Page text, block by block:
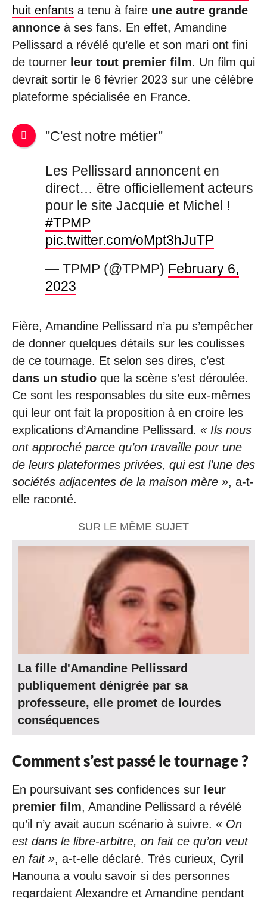
huit enfants a tenu à faire une autre grande
annonce à ses fans. En effet, Amandine
Pellissard a révélé qu’elle et son mari ont fini
de tourner leur tout premier film. Un film qui
devrait sortir le 6 février 2023 sur une célèbre
plateforme spécialisée en France.
"C'est notre métier"
Les Pellissard annoncent en
direct… être officiellement acteurs
pour le site Jacquie et Michel !
#TPMP
pic.twitter.com/oMpt3hJuTP
— TPMP (@TPMP) February 6,
2023
Fière, Amandine Pellissard n’a pu s’empêcher
de donner quelques détails sur les coulisses
de ce tournage. Et selon ses dires, c’est
dans un studio que la scène s’est déroulée.
Ce sont les responsables du site eux-mêmes
qui leur ont fait la proposition à en croire les
explications d’Amandine Pellissard. « Ils nous
ont approché parce qu’on travaille pour une
de leurs plateformes privées, qui est l’une des
sociétés adjacentes de la maison mère », a-t-
elle raconté.
SUR LE MÊME SUJET
La fille d'Amandine Pellissard
publiquement dénigrée par sa
professeure, elle promet de lourdes
conséquences
Comment s’est passé le tournage ?
En poursuivant ses confidences sur leur
premier film, Amandine Pellissard a révélé
qu’il n’y avait aucun scénario à suivre. « On
est dans le libre-arbitre, on fait ce qu’on veut
en fait », a-t-elle déclaré. Très curieux, Cyril
Hanouna a voulu savoir si des personnes
regardaient Alexandre et Amandine pendant